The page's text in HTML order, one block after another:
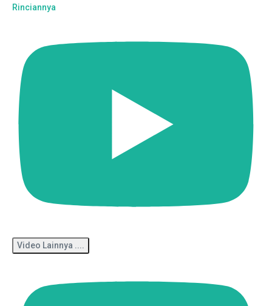
Rinciannya
Video Lainnya ....